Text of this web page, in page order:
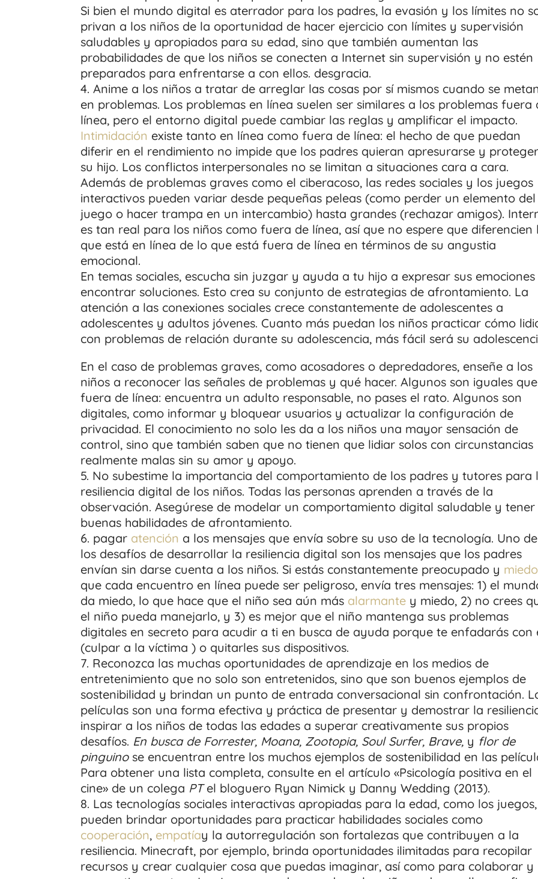
Si bien el mundo digital es aterrador para los padres, la evasión y los límites no
privan a los niños de la oportunidad de hacer ejercicio con límites y supervisión
saludables y apropiados para su edad, sino que también aumentan las
probabilidades de que los niños se conecten a Internet sin supervisión y no estén
preparados para enfrentarse a con ellos. desgracia.
Anime a los niños a tratar de arreglar las cosas por sí mismos cuando se
en problemas. Los problemas en línea suelen ser similares a los problemas fuera
línea, pero el entorno digital puede cambiar las reglas y amplificar el impacto.
Intimidación existe tanto en línea como fuera de línea: el hecho de que puedan
diferir en el rendimiento no impide que los padres quieran apresurarse y
su hijo. Los conflictos interpersonales no se limitan a situaciones cara a cara.
Además de problemas graves como el ciberacoso, las redes sociales y los juegos
interactivos pueden variar desde pequeñas peleas (como perder un elemento del
juego o hacer trampa en un intercambio) hasta grandes (rechazar amigos).
es tan real para los niños como fuera de línea, así que no espere que diferencien
que está en línea de lo que está fuera de línea en términos de su angustia
emocional.
En temas sociales, escucha sin juzgar y ayuda a tu hijo a expresar sus emociones
encontrar soluciones. Esto crea su conjunto de estrategias de afrontamiento. La
atención a las conexiones sociales crece constantemente de adolescentes a
adolescentes y adultos jóvenes. Cuanto más puedan los niños practicar cómo
con problemas de relación durante su adolescencia, más fácil será su
En el caso de problemas graves, como acosadores o depredadores, enseñe a los
niños a reconocer las señales de problemas y qué hacer. Algunos son iguales que
fuera de línea: encuentra un adulto responsable, no pases el rato. Algunos son
digitales, como informar y bloquear usuarios y actualizar la configuración de
privacidad. El conocimiento no solo les da a los niños una mayor sensación de
control, sino que también saben que no tienen que lidiar solos con circunstancias
realmente malas sin su amor y apoyo.
No subestime la importancia del comportamiento de los padres y tutores para
resiliencia digital de los niños. Todas las personas aprenden a través de la
observación. Asegúrese de modelar un comportamiento digital saludable y tener
buenas habilidades de afrontamiento.
pagar atención a los mensajes que envía sobre su uso de la tecnología. Uno de
los desafíos de desarrollar la resiliencia digital son los mensajes que los padres
envían sin darse cuenta a los niños. Si estás constantemente preocupado y miedo
que cada encuentro en línea puede ser peligroso, envía tres mensajes: 1) el
da miedo, lo que hace que el niño sea aún más alarmante y miedo, 2) no crees
el niño pueda manejarlo, y 3) es mejor que el niño mantenga sus problemas
digitales en secreto para acudir a ti en busca de ayuda porque te enfadarás con
(culpar a la víctima ) o quitarles sus dispositivos.
Reconozca las muchas oportunidades de aprendizaje en los medios de
entretenimiento que no solo son entretenidos, sino que son buenos ejemplos de
sostenibilidad y brindan un punto de entrada conversacional sin confrontación.
películas son una forma efectiva y práctica de presentar y demostrar la
inspirar a los niños de todas las edades a superar creativamente sus propios
desafíos. En busca de Forrester, Moana, Zootopia, Soul Surfer, Brave, y flor de
pinguinose encuentran entre los muchos ejemplos de sostenibilidad en las
Para obtener una lista completa, consulte en el artículo «Psicología positiva en el
cine» de un colega PTel bloguero Ryan Nimick y Danny Wedding (2013).
Las tecnologías sociales interactivas apropiadas para la edad, como los juegos,
pueden brindar oportunidades para practicar habilidades sociales como
cooperación, empatíay la autorregulación son fortalezas que contribuyen a la
resiliencia. Minecraft, por ejemplo, brinda oportunidades ilimitadas para recopilar
recursos y crear cualquier cosa que puedas imaginar, así como para colaborar y